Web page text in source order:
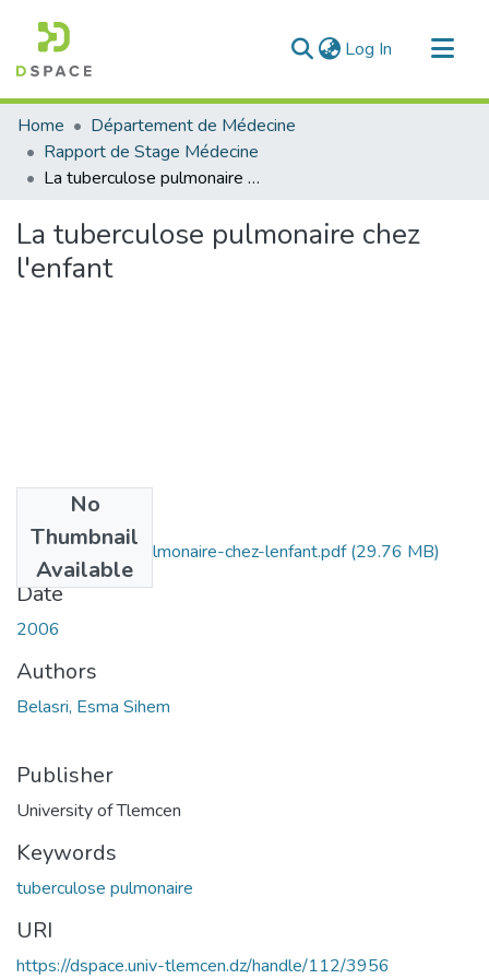
Log In (current)
Communities & Collections
All of DSpace
Statistics
Home
Département de Médecine
Rapport de Stage Médecine
La tuberculose pulmonaire chez l'enfant
La tuberculose pulmonaire chez
l'enfant
No
Thumbnail
Available
la-tuberculose-pulmonaire-chez-lenfant.pdf(29.76 MB)
Date
2006
Authors
Belasri, Esma Sihem
Publisher
University of Tlemcen
Keywords
tuberculose pulmonaire
URI
https://dspace.univ-tlemcen.dz/handle/112/3956